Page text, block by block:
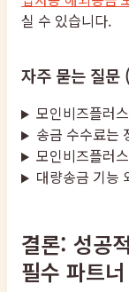
실 수 있습니다.
자주 묻는 질문
모인비즈플러
송금 수수료는
모인비즈플러
대량송금 기능
결론: 성공
필수 파트너